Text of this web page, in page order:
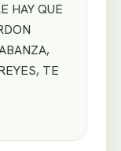
HAY QUE
TE